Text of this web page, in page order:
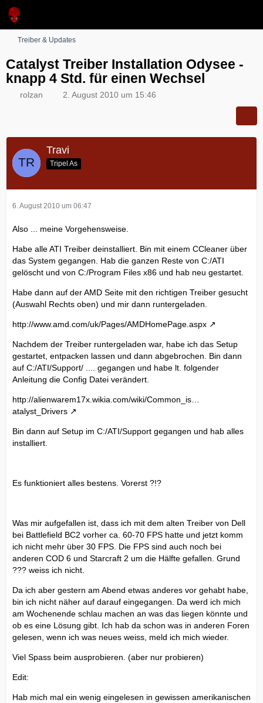
Treiber & Updates
Catalyst Treiber Installation Odysee -
knapp 4 Std. für einen Wechsel
rolzan 2. August 2010 um 15:46
Travi
Tripel As
6. August 2010 um 06:47
Also ... meine Vorgehensweise.
Habe alle ATI Treiber deinstalliert. Bin mit einem CCleaner über
das System gegangen. Hab die ganzen Reste von C:/ATI
gelöscht und von C:/Program Files x86 und hab neu gestartet.
Habe dann auf der AMD Seite mit den richtigen Treiber gesucht
(Auswahl Rechts oben) und mir dann runtergeladen.
http://www.amd.com/uk/Pages/AMDHomePage.aspx
Nachdem der Treiber runtergeladen war, habe ich das Setup
gestartet, entpacken lassen und dann abgebrochen. Bin dann
auf C:/ATI/Support/ .... gegangen und habe lt. folgender
Anleitung die Config Datei verändert.
http://alienwarem17x.wikia.com/wiki/Common_is…
atalyst_Drivers
Bin dann auf Setup im C:/ATI/Support gegangen und hab alles
installiert.
Es funktioniert alles bestens. Vorerst ?!?
Was mir aufgefallen ist, dass ich mit dem alten Treiber von Dell
bei Battlefield BC2 vorher ca. 60-70 FPS hatte und jetzt komm
ich nicht mehr über 30 FPS. Die FPS sind auch noch bei
anderen COD 6 und Starcraft 2 um die Hälfte gefallen. Grund
??? weiss ich nicht.
Da ich aber gestern am Abend etwas anderes vor gehabt habe,
bin ich nicht näher auf darauf eingegangen. Da werd ich mich
am Wochenende schlau machen an was das liegen könnte und
ob es eine Lösung gibt. Ich hab da schon was in anderen Foren
gelesen, wenn ich was neues weiss, meld ich mich wieder.
Viel Spass beim ausprobieren. (aber nur probieren)
Edit:
Hab mich mal ein wenig eingelesen in gewissen amerikanischen